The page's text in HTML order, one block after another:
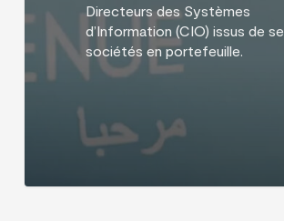
Directeurs des Systèmes
d’Information (CIO) issus de
sociétés en portefeuille.